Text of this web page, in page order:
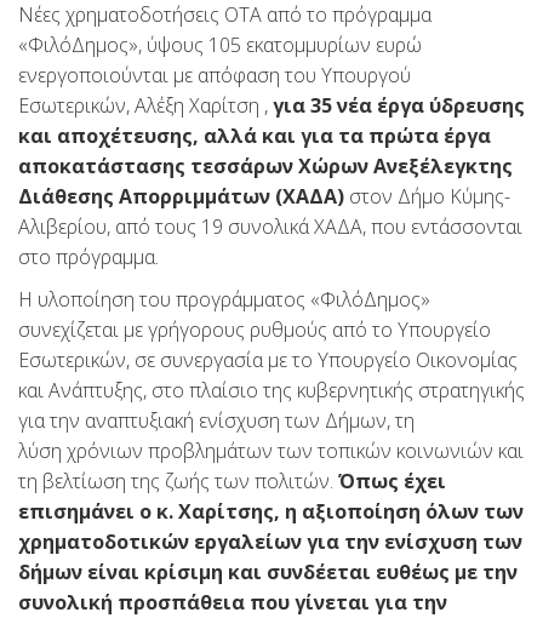
Νέες χρηματοδοτήσεις ΟΤΑ από το πρόγραμμα
«ΦιλόΔημος», ύψους 105 εκατομμυρίων ευρώ
ενεργοποιούνται με απόφαση του Υπουργού
Εσωτερικών, Αλέξη Χαρίτση ,για 35 νέα έργα ύδρευσης
και αποχέτευσης, αλλά και για τα πρώτα έργα
αποκατάστασης τεσσάρων Χώρων Ανεξέλεγκτης
Διάθεσης Απορριμμάτων (ΧΑΔΑ) στον Δήμο Κύμης-
Αλιβερίου, από τους 19 συνολικά ΧΑΔΑ, που εντάσσονται
στο πρόγραμμα.
Η υλοποίηση του προγράμματος «ΦιλόΔημος»
συνεχίζεται με γρήγορους ρυθμούς από το Υπουργείο
Εσωτερικών, σε συνεργασία με το Υπουργείο Οικονομίας
και Ανάπτυξης, στο πλαίσιο της κυβερνητικής στρατηγικής
για την αναπτυξιακή ενίσχυση των Δήμων, τη
λύση χρόνιων προβλημάτων των τοπικών κοινωνιών και
τη βελτίωση της ζωής των πολιτών. Όπως έχει
επισημάνει ο κ. Χαρίτσης, η αξιοποίηση όλων των
χρηματοδοτικών εργαλείων για την ενίσχυση των
δήμων είναι κρίσιμη και συνδέεται ευθέως με την
συνολική προσπάθεια που γίνεται για την